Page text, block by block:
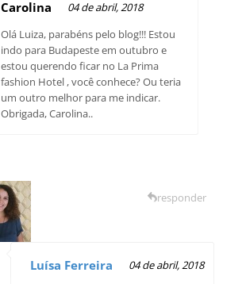
Carolina
04 de abril, 2018
Olá Luiza, parabéns pelo blog!!! Estou
indo para Budapeste em outubro e
estou querendo ficar no La Prima
fashion Hotel , você conhece? Ou teria
um outro melhor para me indicar.
Obrigada, Carolina..
Luísa Ferreira
04 de abril, 2018
responder